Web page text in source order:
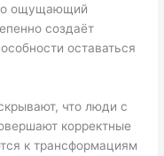
ощущающий
создаёт
оставаться
что люди с
корректные
к трансформациям